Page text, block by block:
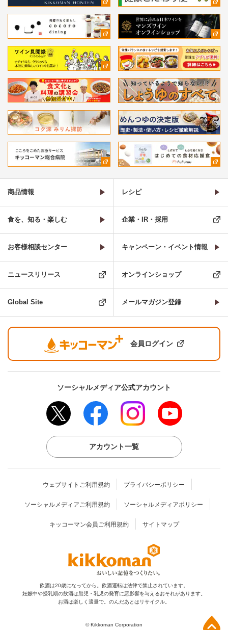
商品情報 レシピ
食を、知る・楽しむ 企業・IR・採用
お客様相談センター キャンペーン・イベント情報
ニュースリリース オンラインショップ
Global Site メールマガジン登録
会員ログイン
ソーシャルメディア公式アカウント
アカウント一覧
ウェブサイトご利用規約 プライバシーポリシー
ソーシャルメディアご利用規約 ソーシャルメディアポリシー
キッコーマン会員ご利用規約 サイトマップ
飲酒は20歳になってから。飲酒運転は法律で禁止されています。
妊娠中や授乳期の飲酒は胎児・乳児の発育に悪影響を与えるおそれがあります。
お酒は楽しく適量で。のんだあとはリサイクル。
© Kikkoman Corporation